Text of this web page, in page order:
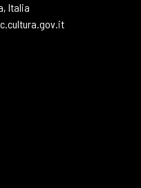
Italia